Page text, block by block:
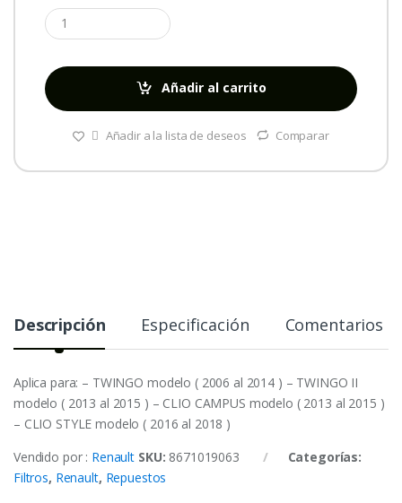
Añadir al carrito
Añadir a la lista de deseos Comparar
Descripción Especificación Comentarios
Aplica para: – TWINGO modelo ( 2006 al 2014 ) – TWINGO II
modelo ( 2013 al 2015 ) – CLIO CAMPUS modelo ( 2013 al 2015 )
– CLIO STYLE modelo ( 2016 al 2018 )
Vendido por : Renault SKU: 8671019063
Categorías:
Filtros, Renault, Repuestos